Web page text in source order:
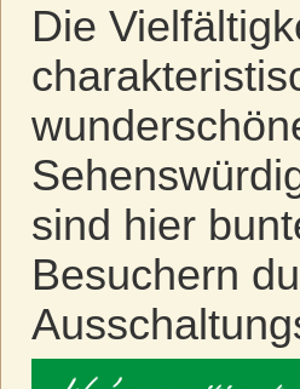
Die
sind hier
Besuchern